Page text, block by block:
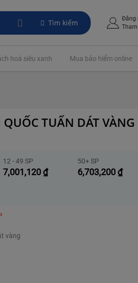
Tìm kiếm
Đăng
hoá siêu xanh Mua bảo hiểm online
TUẤN DÁT VÀNG
7,001,120 ₫
12 - 49 SP
6,703,200 ₫
50+ SP
vàng